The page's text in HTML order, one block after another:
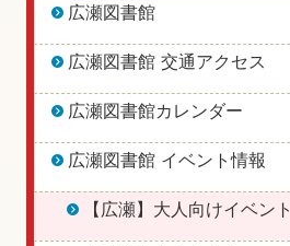
広瀬図書館
広瀬図書館 交通アクセス
広瀬図書館カレンダー
広瀬図書館 イベント情報
【広瀬】大人向けイベント